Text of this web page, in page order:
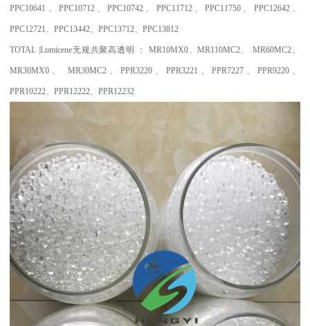
PPC10641 、 PPC10712、PPC10742 、 PPC11712、PPC11750 、 PPC12642、
PPC12721、PPC13442、PPC13712、PPC13812
TOTAL |Lumicene无规共聚高透明 ： MR10MX0、MR110MC2、 MR60MC2、
MR30MX0 、MR30MC2 、PPR3220 、 PPR3221 、 PPR7227、 PPR9220、
PPR10222、PPR12222、PPR12232